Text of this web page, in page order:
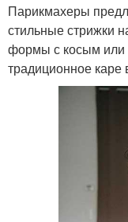
Парикмахеры
стильные стрижки
формы с косым или
традиционное каре